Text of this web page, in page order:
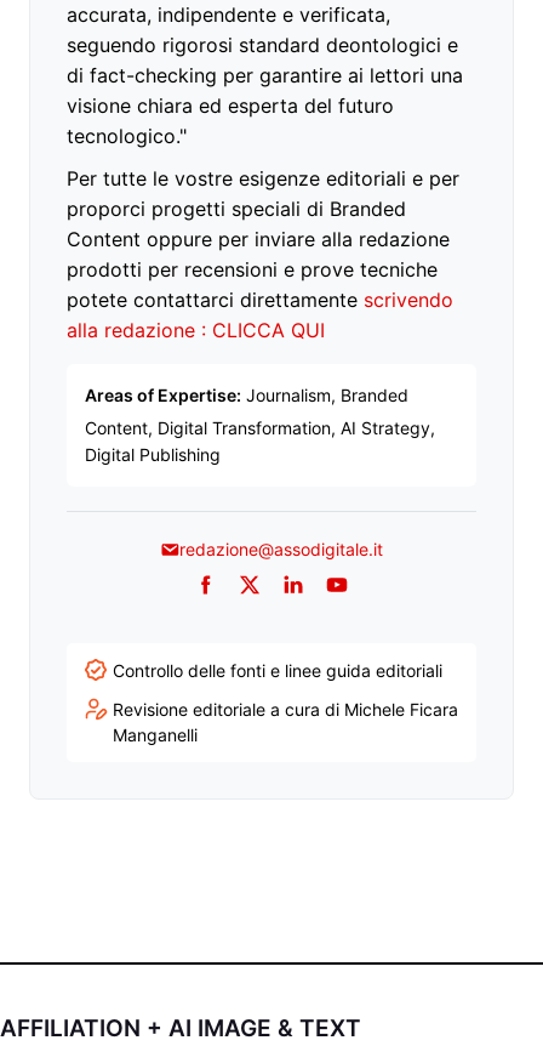
accurata, indipendente e verificata,
seguendo rigorosi standard deontologici e
di fact-checking per garantire ai lettori una
visione chiara ed esperta del futuro
tecnologico."
Per tutte le vostre esigenze editoriali e per
proporci progetti speciali di Branded
Content oppure per inviare alla redazione
prodotti per recensioni e prove tecniche
potete contattarci direttamente scrivendo
alla redazione : CLICCA QUI
Areas of Expertise: Journalism, Branded
Content, Digital Transformation, AI Strategy,
Digital Publishing
redazione@assodigitale.it
Facebook
TwitterLinkedInYouTube
Controllo delle fonti e linee guida editoriali
Revisione editoriale a cura di Michele Ficara
Manganelli
AFFILIATION + AI IMAGE & TEXT